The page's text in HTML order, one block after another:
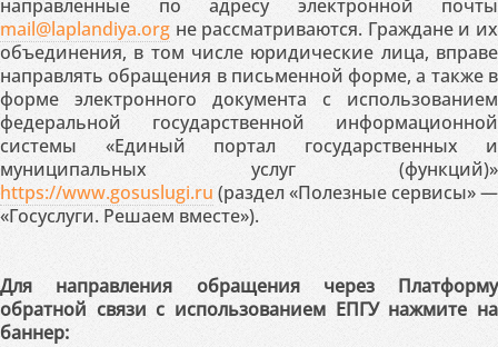
направленные по адресу электронной почты
mail@laplandiya.org не рассматриваются. Граждане и их
объединения, в том числе юридические лица, вправе
направлять обращения в письменной форме, а также в
форме электронного документа с использованием
федеральной государственной информационной
системы «Единый портал государственных и
муниципальных услуг (функций)»
https://www.gosuslugi.ru (раздел «Полезные сервисы» —
«Госуслуги. Решаем вместе»).
Для направления обращения через Платформу
обратной связи с использованием ЕПГУ нажмите на
баннер: